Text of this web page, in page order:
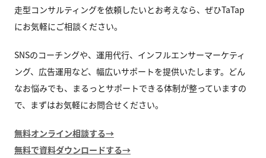
走型コンサルティングを依頼したいとお考えなら、ぜひTaTap
にお気軽にご相談ください。
SNSのコーチングや、運用代行、インフルエンサーマーケティ
ング、広告運用など、幅広いサポートを提供いたします。どん
なお悩みでも、まるっとサポートできる体制が整っていますの
で、まずはお気軽にお問合せください。
無料オンライン相談する→
無料で資料ダウンロードする→